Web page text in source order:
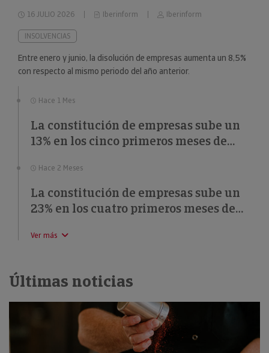
16 JULIO 2026 Iberinform Iberinform
INSOLVENCIAS
Entre enero y junio, la disolución de empresas aumenta un 8,5%
con respecto al mismo periodo del año anterior.
Hace 1 Mes
La constitución de empresas sube un
13% en los cinco primeros meses de
Hace 2 Meses
La constitución de empresas sube un
23% en los cuatro primeros meses de
Ver más
Últimas noticias